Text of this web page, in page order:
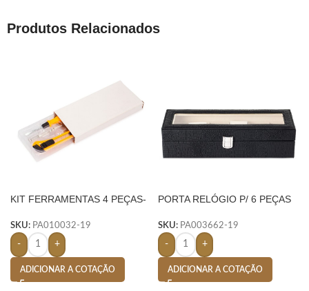
Produtos Relacionados
KIT FERRAMENTAS 4 PEÇAS-
SKU: PA010032-19
- +
ADICIONAR A COTAÇÃO
PORTA RELÓGIO P/ 6 PEÇAS
SKU: PA003662-19
- +
ADICIONAR A COTAÇÃO